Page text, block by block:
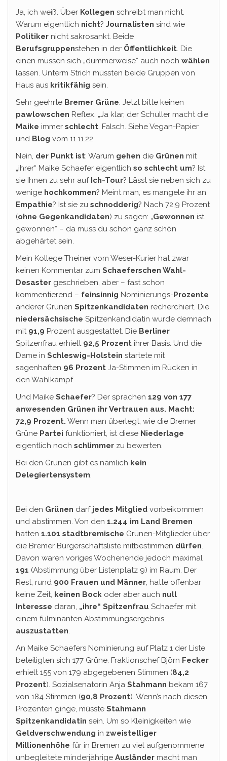
Ja, ich weiß. Über Kollegen schreibt man nicht.
Warum eigentlich nicht? Journalisten sind wie
Politiker nicht sakrosankt. Beide
Berufsgruppenstehen in der Öffentlichkeit. Die
einen müssen sich „dummerweise“ auch noch wählen
lassen. Unterm Strich müssten beide Gruppen von
Haus aus kritikfähig sein.
Sehr geehrte Bremer Grüne. Jetzt bitte keinen
pawlowschen Reflex. „Ja klar, der Schuller macht die
Maike immer schlecht. Falsch. Siehe Vegan-Papier
und Blog vom 11.11.22.
Nein, der Punkt ist: Warum gehen die Grünen mit
„ihrer“ Maike Schaefer eigentlich so schlecht um? Ist
sie Ihnen zu sehr auf Ich-Tour? Lässt sie neben sich zu
wenige hochkommen? Meint man, es mangele ihr an
Empathie? Ist sie zu schnodderig? Nach 72,9 Prozent
(ohne Gegenkandidaten) zu sagen: „Gewonnen ist
gewonnen“ – da muss du schon ganz schön
abgehärtet sein.
Mein Kollege Theiner vom Weser-Kurier hat zwar
keinen Kommentar zum Schaeferschen Wahl-
Desaster geschrieben, aber – fast schon
kommentierend – feinsinnig Nominierungs-Prozente
anderer Grünen Spitzenkandidaten recherchiert. Die
niedersächsische Spitzenkandidatin wurde demnach
mit 91,9 Prozent ausgestattet. Die Berliner
Spitzenfrau erhielt 92,5 Prozent ihrer Basis. Und die
Dame in Schleswig-Holstein startete mit
sagenhaften 96 Prozent Ja-Stimmen im Rücken in
den Wahlkampf.
Und Maike Schaefer? Der sprachen 129 von 177
anwesenden Grünen ihr Vertrauen aus. Macht:
72,9 Prozent. Wenn man überlegt, wie die Bremer
Grüne Partei funktioniert, ist diese Niederlage
eigentlich noch schlimmer zu bewerten.
Bei den Grünen gibt es nämlich kein
Delegiertensystem.
Bei den Grünen darf jedes Mitglied vorbeikommen
und abstimmen. Von den 1.244 im Land Bremen
hätten 1.101 stadtbremische Grünen-Mitglieder über
die Bremer Bürgerschaftsliste mitbestimmen dürfen.
Davon waren voriges Wochenende jedoch maximal
191 (Abstimmung über Listenplatz 9) im Raum. Der
Rest, rund 900 Frauen und Männer, hatte offenbar
keine Zeit, keinen Bock oder aber auch null
Interesse daran, „ihre“ Spitzenfrau Schaefer mit
einem fulminanten Abstimmungsergebnis
auszustatten.
An Maike Schaefers Nominierung auf Platz 1 der Liste
beteiligten sich 177 Grüne. Fraktionschef Björn Fecker
erhielt 155 von 179 abgegebenen Stimmen (84,2
Prozent). Sozialsenatorin Anja Stahmann bekam 167
von 184 Stimmen (90,8 Prozent). Wenn’s nach diesen
Prozenten ginge, müsste Stahmann
Spitzenkandidatin sein. Um so Kleinigkeiten wie
Geldverschwendung in zweistelliger
Millionenhöhe für in Bremen zu viel aufgenommene
unbegleitete minderjährige Ausländer macht man